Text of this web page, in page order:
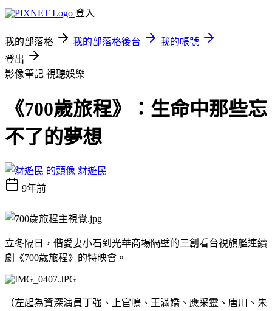
登入
我的部落格 我的部落格後台
我的帳號
登出
影像筆記 視聽娛樂
《700歲旅程》：生命中那些忘
不了的夢想
豺遊民
9年前
立冬隔日，偕愛妻小石到光華商場隔壁的三創看台視旗艦連續
劇《700歲旅程》的特映會。
（左起為資深演員丁強、上官鳴、王滿嬌、應采靈、唐川、朱